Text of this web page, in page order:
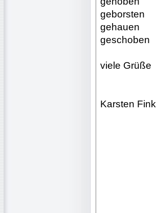
geborsten
gehauen
geschoben
viele Grüße
Karsten Fink